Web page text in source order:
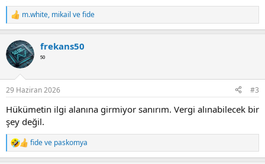
R
e
c
t
i
s
m.white, mikail vefide
frekans50
⁵⁰
29 Haziran 2026 #3
Hükümetin ilgi alanına girmiyor sanırım. Vergi alınabilecek bir
şey değil.
R
e
fideve paskomya